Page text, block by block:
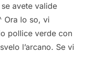
avete valide
Ora lo so, vi
pollice verde con
l’arcano. Se vi